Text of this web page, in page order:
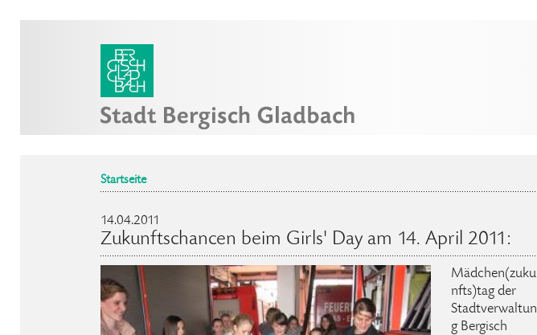
Startseite
14.04.2011
Zukunftschancen beim Girls' Day am 14. April 2011:
Mädchen(zuku
nfts)tag der
Stadtverwaltun
g Bergisch